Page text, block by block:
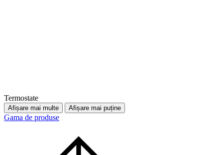
Termostate
Afișare mai multe Afișare mai puține
Gama de produse